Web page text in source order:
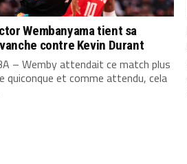
Wembanyama tient sa
contre Kevin Durant
– Wemby attendait ce match plus
quiconque et comme attendu, cela